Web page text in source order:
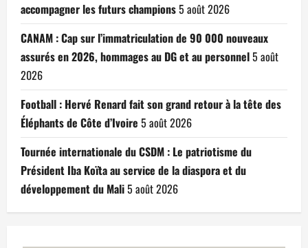
accompagner les futurs champions5 août 2026
CANAM : Cap sur l’immatriculation de 90 000 nouveaux
assurés en 2026, hommages au DG et au personnel5 août
2026
Football : Hervé Renard fait son grand retour à la tête des
Éléphants de Côte d’Ivoire 5 août 2026
Tournée internationale du CSDM : Le patriotisme du
Président Iba Koïta au service de la diaspora et du
développement du Mali5 août 2026